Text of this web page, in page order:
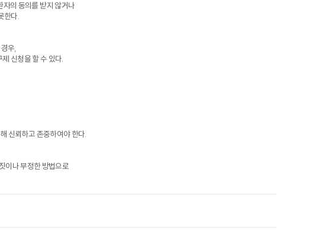
자의 동의를 받지 않거나
한다.
우,
신청을 할 수 있다.
신뢰하고 존중하여야 한다.
이나 부정한 방법으로